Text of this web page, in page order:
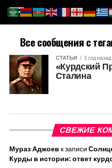
Все сообщения с
СТАТЬИ 1 год назад
«Курдский
Сталина
СВЕЖИЕ
Мураз Аджоев к записи
Курды в истории: ответ